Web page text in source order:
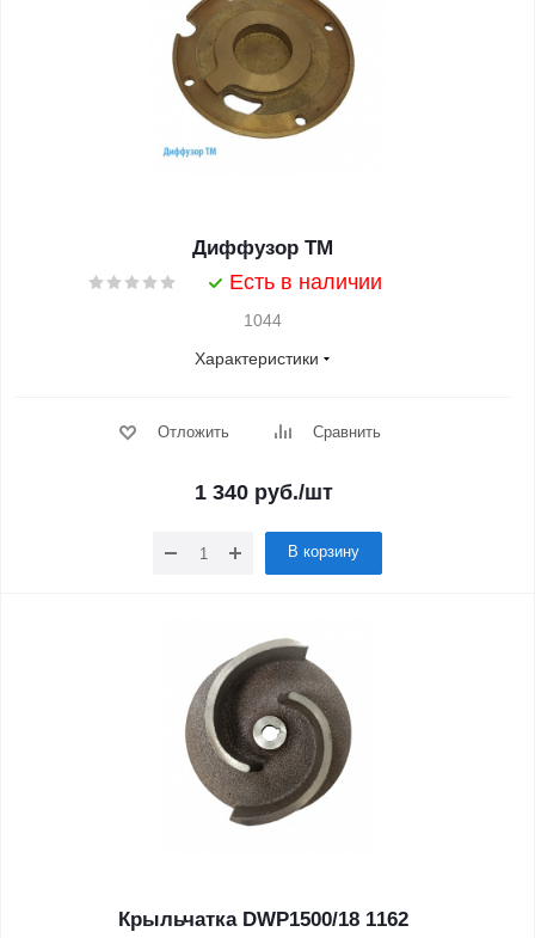
Диффузор ТМ
Есть в наличии
1044
Характеристики
Отложить Сравнить
1 340руб./шт
В корзину
Крыльчатка DWP1500/18 1162